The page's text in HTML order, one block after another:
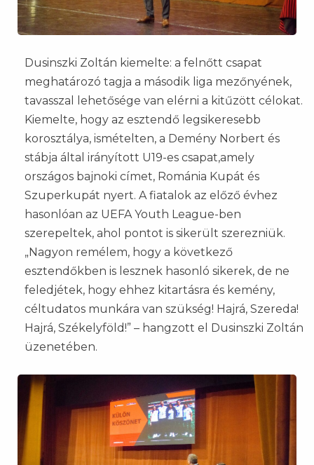
Dusinszki Zoltán kiemelte: a felnőtt csapat
meghatározó tagja a második liga mezőnyének,
tavasszal lehetősége van elérni a kitűzött célokat.
Kiemelte, hogy az esztendő legsikeresebb
korosztálya, ismételten, a Demény Norbert és
stábja által irányított U19-es csapat,amely
országos bajnoki címet, Románia Kupát és
Szuperkupát nyert. A fiatalok az előző évhez
hasonlóan az UEFA Youth League-ben
szerepeltek, ahol pontot is sikerült szerezniük.
„Nagyon remélem, hogy a következő
esztendőkben is lesznek hasonló sikerek, de ne
feledjétek, hogy ehhez kitartásra és kemény,
céltudatos munkára van szükség! Hajrá, Szereda!
Hajrá, Székelyföld!” – hangzott el Dusinszki Zoltán
üzenetében.